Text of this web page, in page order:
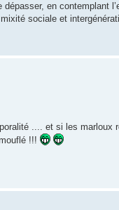
en contemplant
sociale et
.... et si les
!!!